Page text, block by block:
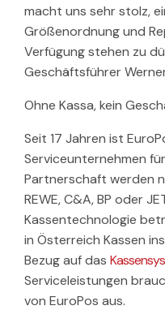
macht uns sehr stolz,
Größenordnung und
Verfügung stehen zu
Geschäftsführer
Ohne Kassa, kein
Seit 17 Jahren ist
Serviceunternehmen
Partnerschaft werden
REWE, C&A, BP oder
Kassentechnologie
in Österreich Kassen
Bezug auf das
Serviceleistungen
von EuroPos aus.